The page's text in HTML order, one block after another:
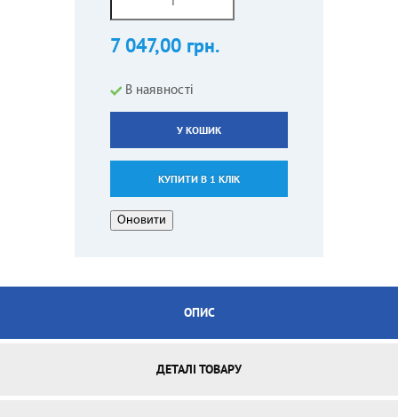
7 047,00 грн.
В наявності
У КОШИК
КУПИТИ В 1 КЛІК
ОПИС
ДЕТАЛІ ТОВАРУ